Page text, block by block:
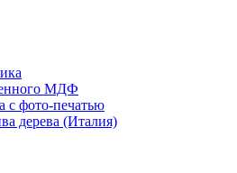
МДФ
с фото-печатью
дерева (Италия)